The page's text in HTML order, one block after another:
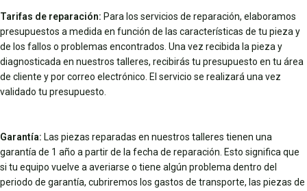
Tarifas de reparación: Para los servicios de reparación, elaboramos
presupuestos a medida en función de las características de tu pieza y
de los fallos o problemas encontrados. Una vez recibida la pieza y
diagnosticada en nuestros talleres, recibirás tu presupuesto en tu área
de cliente y por correo electrónico. El servicio se realizará una vez
validado tu presupuesto.
Garantía: Las piezas reparadas en nuestros talleres tienen una
garantía de 1 año a partir de la fecha de reparación. Esto significa que
si tu equipo vuelve a averiarse o tiene algún problema dentro del
periodo de garantía, cubriremos los gastos de transporte, las piezas de